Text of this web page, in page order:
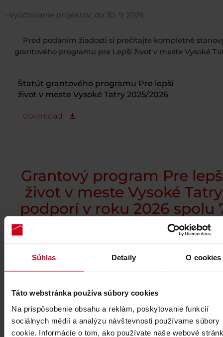
Súhlas Detaily O cookies
Táto webstránka používa súbory cookies
Na prispôsobenie obsahu a reklám, poskytovanie funkcií
sociálnych médií a analýzu návštevnosti používame súbory
cookie. Informácie o tom, ako používate naše webové
• Vyúčtovanie projektov: do 30. 9. 2026.
Pred podaním žiadosti si prečítajte kompletné
grantového programu pre Lepší život v meste Vysoké
Štatút grantového programu Pre lepší
život v meste Vysoké Tatry 2025/2026
download
Grantový program Pre
život v meste Vysoké Tatry
podporí v roku 2026 spolu
Tlačová správa k podporeným projektom
na rok 2026
download